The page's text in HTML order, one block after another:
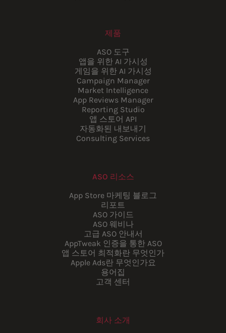
제품
ASO 도구
앱을 위한 AI 가시성
게임을 위한 AI 가시성
Campaign Manager
Market Intelligence
App Reviews Manager
Reporting Studio
앱 스토어 API
자동화된 내보내기
Consulting Services
ASO 리소스
App Store 마케팅 블로그
리포트
ASO 가이드
ASO 웨비나
고급 ASO 안내서
AppTweak 인증을 통한 ASO
앱 스토어 최적화란 무엇인가
Apple Ads란 무엇인가요
용어집
고객 센터
회사 소개